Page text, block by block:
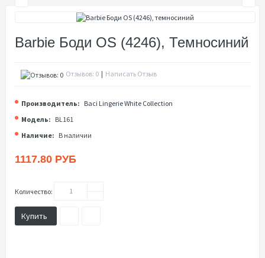
Barbie Боди OS (4246), Темносиний
Отзывов: 0 | Написать Отзыв
Производитель: Baci Lingerie White Collection
Модель: BL161
Наличие: В наличии
1117.80 РУБ
Количество:
Купить